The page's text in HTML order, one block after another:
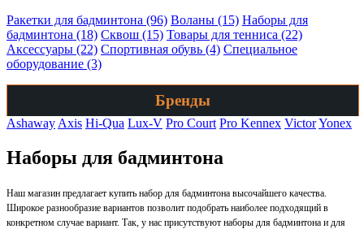
Ракетки для бадминтона (96) Воланы (15) Наборы для
бадминтона (18) Сквош (15) Товары для тенниса (22)
Аксессуары (22) Спортивная обувь (4) Специальное
оборудование (3)
Бренды
Ashaway Axis Hi-Qua Lux-V Pro Court Pro Kennex VictorYonex
Наборы для бадминтона
Наш магазин предлагает купить набор для бадминтона высочайшего качества.
Широкое разнообразие вариантов позволит подобрать наиболее подходящий в
конкретном случае вариант. Так, у нас присутствуют наборы для бадминтона и для